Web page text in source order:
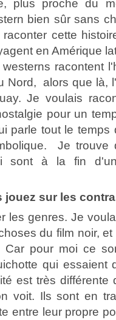
plus proche du
bien sûr sans
cette
en Amérique
racontent
Nord, alors que là,
Je voulais
pour un
parle tout le temps
Je trouve
sont à la fin
jouez sur les
les genres. Je
du film noir,
Car pour moi ce
qui essaient
est très
voit. Ils sont en
entre leur propre